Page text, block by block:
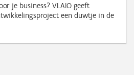
je business? VLAIO geeft
een duwtje in de